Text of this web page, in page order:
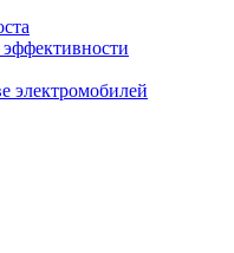
электромобилей